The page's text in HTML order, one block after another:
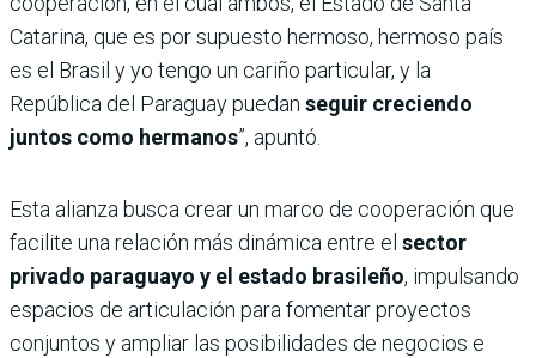
Catarina, que es por supuesto hermoso, hermoso país
es el Brasil y yo tengo un cariño particular, y la
República del Paraguay puedan seguir creciendo
juntos como hermanos”, apuntó.
Esta alianza busca crear un marco de cooperación que
facilite una relación más dinámica entre el sector
privado paraguayo y el estado brasileño, impulsando
espacios de articulación para fomentar proyectos
conjuntos y ampliar las posibilidades de negocios e